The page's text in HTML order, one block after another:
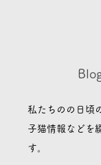
私たちのの日頃
子猫情報などを
す。